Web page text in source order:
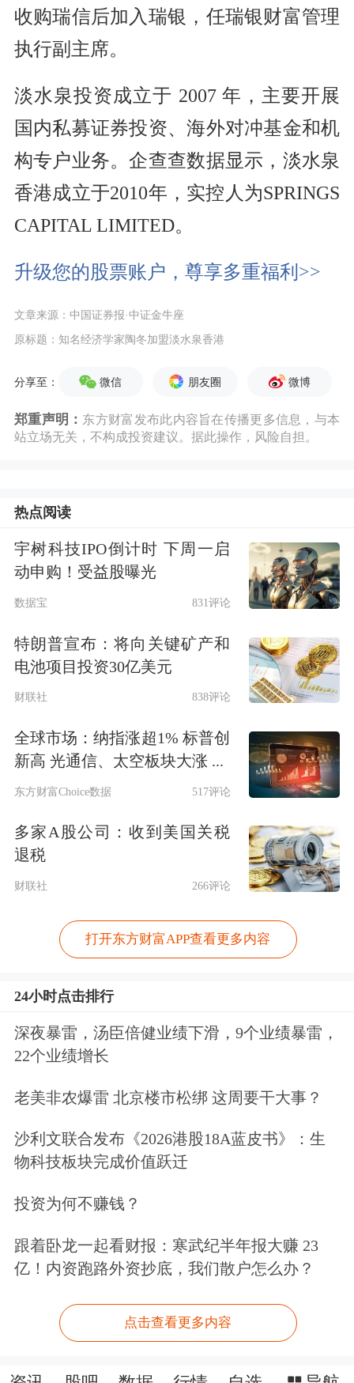
收购瑞信后加入瑞银，任瑞银财富管理
执行副主席。
淡水泉投资成立于 2007 年，主要开展
国内私募证券投资、海外对冲基金和机
构专户业务。企查查数据显示，淡水泉
香港成立于2010年，实控人为SPRINGS
CAPITAL LIMITED。
升级您的股票账户，尊享多重福利>>
文章来源：中国证券报·中证金牛座
原标题：知名经济学家陶冬加盟淡水泉香港
分享至： 微信 朋友圈 微博
郑重声明： 东方财富发布此内容旨在传播更多信息，与本
站立场无关，不构成投资建议。据此操作，风险自担。
热点阅读
宇树科技IPO倒计时 下周一启
动申购！受益股曝光
数据宝 831评论
特朗普宣布：将向关键矿产和
电池项目投资30亿美元
财联社 838评论
全球市场：纳指涨超1% 标普创
新高 光通信、太空板块大涨 ...
东方财富Choice数据 517评论
多家A股公司：收到美国关税
退税
财联社 266评论
打开东方财富APP查看更多内容
24小时点击排行
深夜暴雷，汤臣倍健业绩下滑，9个业绩暴雷，
22个业绩增长
老美非农爆雷 北京楼市松绑 这周要干大事？
沙利文联合发布《2026港股18A蓝皮书》：生
物科技板块完成价值跃迁
投资为何不赚钱？
跟着卧龙一起看财报：寒武纪半年报大赚 23
亿！内资跑路外资抄底，我们散户怎么办？
点击查看更多内容